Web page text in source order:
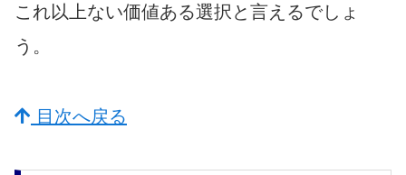
これ以上ない価値ある選択と言えるでしょ
う。
目次へ戻る